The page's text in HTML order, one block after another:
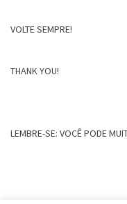
VOLTE SEMPRE!
THANK YOU!
LEMBRE-SE: VOCÊ PODE